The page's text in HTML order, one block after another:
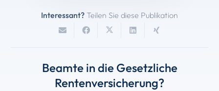
Interessant? Teilen Sie diese Publikation
Beamte in die Gesetzliche
Rentenversicherung?